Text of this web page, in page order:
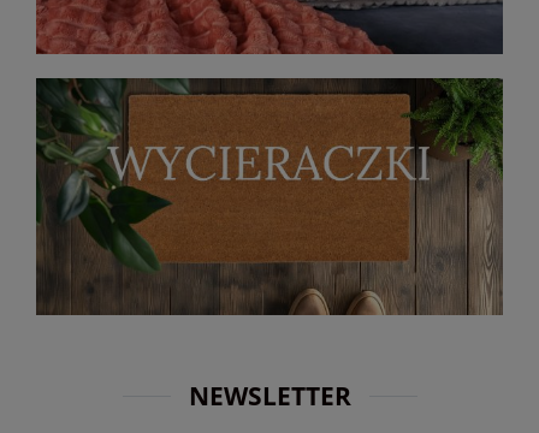
NEWSLETTER